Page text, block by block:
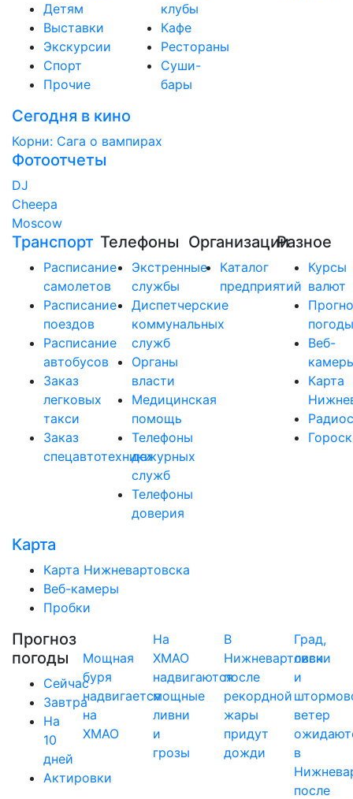
Детям
Выставки
Экскурсии
Спорт
Прочие
клубы
Кафе
Рестораны
Суши-
бары
Сегодня в кино
Корни: Сага о вампирах
Фотоотчеты
DJ
Cheepa
Moscow
Транспорт
Расписание
самолетов
Расписание
поездов
Расписание
автобусов
Заказ
легковых
такси
Заказ
спецавтотехники
Телефоны
Экстренные
службы
Диспетчерские
коммунальных
служб
Органы
власти
Медицинская
помощь
Телефоны
дежурных
служб
Телефоны
доверия
Организации
Каталог
предприятий
Разное
Курсы
валют
погоды
Веб-
Карта
Карта
Карта Нижневартовска
Веб-камеры
Пробки
Прогноз
погоды
Сейчас
Завтра
На
10
дней
Актировки
Мощная
буря
надвигается
на
ХМАО
На
ХМАО
надвигаются
мощные
ливни
и
грозы
В
Нижневартовск
после
рекордной
жары
придут
дожди
Град,
ливни
и
ветер
в
после